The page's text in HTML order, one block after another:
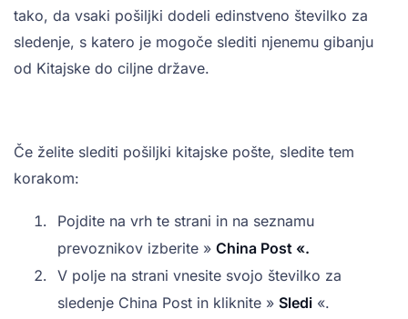
tako, da vsaki pošiljki dodeli edinstveno številko za
sledenje, s katero je mogoče slediti njenemu gibanju
od Kitajske do ciljne države.
Če želite slediti pošiljki kitajske pošte, sledite tem
korakom:
Pojdite na vrh te strani in na seznamu
prevoznikov izberite » China Post «.
V polje na strani vnesite svojo številko za
sledenje China Post in kliknite » Sledi «.